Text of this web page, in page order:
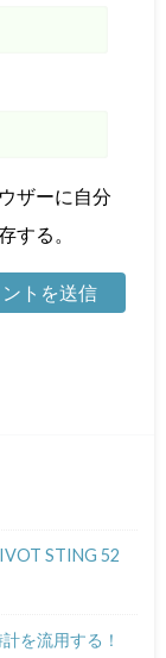
ザーに自分
する。
STING 52
を流用する！